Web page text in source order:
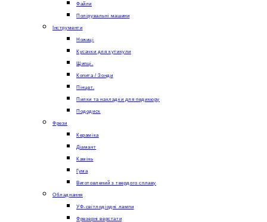
Файли
Полірувальні машини
Інструменти
Ножиці
Кусачки для кутикули
Щипці.
Копита / Зонди
Пінцет.
Пилки та накладки для педикюру
Пододиск
Фрези
Кераміка
Діамант
Камінь
Гума
Виготовлений з твердого сплаву
Обладнання
УФ-світлодіодні лампи
Фрезерні верстати